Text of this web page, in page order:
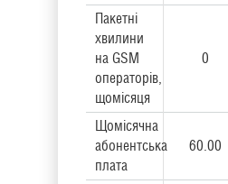
Пакетні
хвилини
на GSM
операторів,
щомісяця
0
Щомісячна
абонентська
плата
60.00